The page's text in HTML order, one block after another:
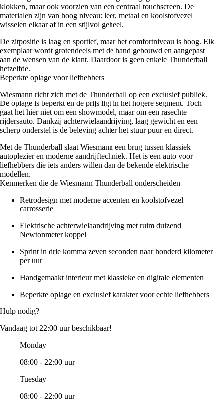
klokken, maar ook voorzien van een centraal touchscreen. De
materialen zijn van hoog niveau: leer, metaal en koolstofvezel
wisselen elkaar af in een stijlvol geheel.
De zitpositie is laag en sportief, maar het comfortniveau is hoog. Elk
exemplaar wordt grotendeels met de hand gebouwd en aangepast
aan de wensen van de klant. Daardoor is geen enkele Thunderball
hetzelfde.
Beperkte oplage voor liefhebbers
Wiesmann richt zich met de Thunderball op een exclusief publiek.
De oplage is beperkt en de prijs ligt in het hogere segment. Toch
gaat het hier niet om een showmodel, maar om een rasechte
rijdersauto. Dankzij achterwielaandrijving, laag gewicht en een
scherp onderstel is de beleving achter het stuur puur en direct.
Met de Thunderball slaat Wiesmann een brug tussen klassiek
autoplezier en moderne aandrijftechniek. Het is een auto voor
liefhebbers die iets anders willen dan de bekende elektrische
modellen.
Kenmerken die de Wiesmann Thunderball onderscheiden
Retrodesign met moderne accenten en koolstofvezel
carrosserie
Elektrische achterwielaandrijving met ruim duizend
Newtonmeter koppel
Sprint in drie komma zeven seconden naar honderd kilometer
per uur
Handgemaakt interieur met klassieke en digitale elementen
Beperkte oplage en exclusief karakter voor echte liefhebbers
Hulp nodig?
Vandaag tot 22:00 uur beschikbaar!
Monday
08:00 - 22:00 uur
Tuesday
08:00 - 22:00 uur